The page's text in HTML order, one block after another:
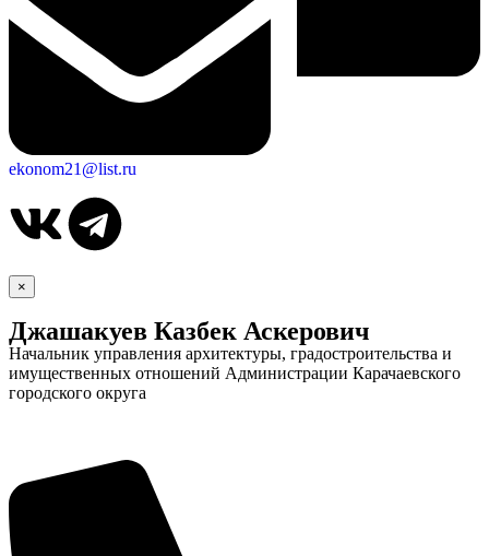
ekonom21@list.ru
×
Джашакуев Казбек Аскерович
Начальник управления архитектуры, градостроительства и
имущественных отношений Администрации Карачаевского
городского округа